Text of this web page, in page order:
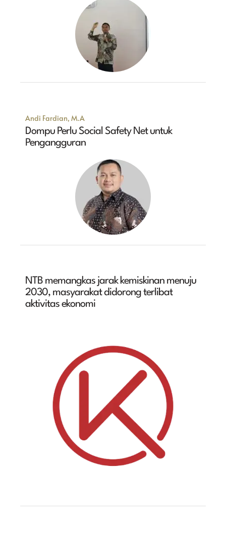
Andi Fardian, M.A
Dompu Perlu Social Safety Net untuk
Pengangguran
NTB memangkas jarak kemiskinan menuju
2030, masyarakat didorong terlibat
aktivitas ekonomi